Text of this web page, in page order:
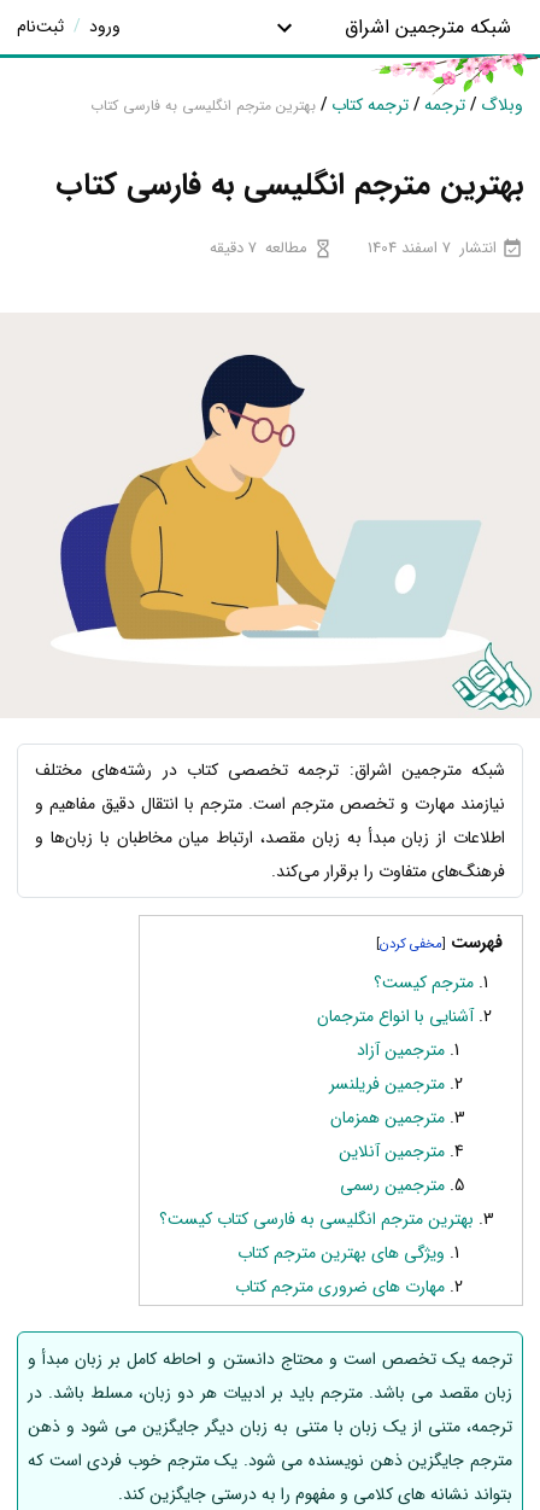
شبکه مترجمین اشراق ورود / ثبت‌نام
وبلاگ /ترجمه/ترجمه کتاب / بهترین مترجم انگلیسی به فارسی کتاب
بهترین مترجم انگلیسی به فارسی کتاب
انتشار 7 اسفند 1404 مطالعه 7 دقیقه
شبکه مترجمین اشراق: ترجمه تخصصی کتاب در رشته‌های مختلف
نیازمند مهارت و تخصص مترجم است. مترجم با انتقال دقیق مفاهیم و
اطلاعات از زبان مبدأ به زبان مقصد، ارتباط میان مخاطبان با زبان‌ها و
فرهنگ‌های متفاوت را برقرار می‌کند.
فهرست [
]
مترجم کیست؟
آشنایی با انواع مترجمان
مترجمین آزاد
مترجمین فریلنسر
مترجمین همزمان
مترجمین آنلاین
مترجمین رسمی
بهترین مترجم انگلیسی به فارسی کتاب کیست؟
ویژگی های بهترین مترجم کتاب
مهارت های ضروری مترجم کتاب
ترجمه یک تخصص است و محتاج دانستن و احاطه کامل بر زبان مبدأ و
زبان مقصد می باشد. مترجم باید بر ادبیات هر دو زبان، مسلط باشد. در
ترجمه، متنی از یک زبان با متنی به زبان دیگر جایگزین می شود و ذهن
مترجم جایگزین ذهن نویسنده می شود. یک مترجم خوب فردی است که
بتواند نشانه های کلامی و مفهوم را به درستی جایگزین کند.